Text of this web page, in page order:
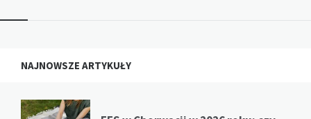
NAJNOWSZE ARTYKUŁY